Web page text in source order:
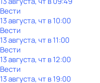
Вести
13 августа, чт в 10:00
Вести
13 августа, чт в 11:00
Вести
13 августа, чт в 12:00
Вести
13 августа, чт в 19:00